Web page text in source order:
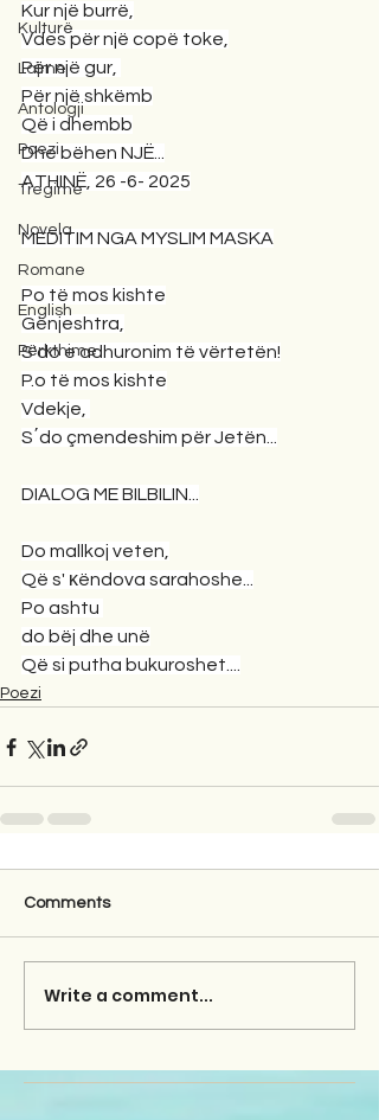
Kulturë
Lajme
Antologji
Poezi
Tregime
Novela
Romane
English
Përkthime
Kur një burrë,
Vdes për një copë toke,
Për një gur,
Për një shkëmb
Që i dhembb
Dhe bëhen NJË...
ATHINË, 26 -6- 2025
MEDITIM NGA MYSLIM MASKA
Po të mos kishte
Gënjeshtra,
S'do e adhuronim të vërtetën!
P.o të mos kishte
Vdekje,
S΄do çmendeshim për Jetën...
DIALOG ME BILBILIN...
Do mallkoj veten,
Që s' κëndova sarahoshe...
Po ashtu
do bëj dhe unë
Që si putha bukuroshet....
Poezi
Comments
Write a comment...